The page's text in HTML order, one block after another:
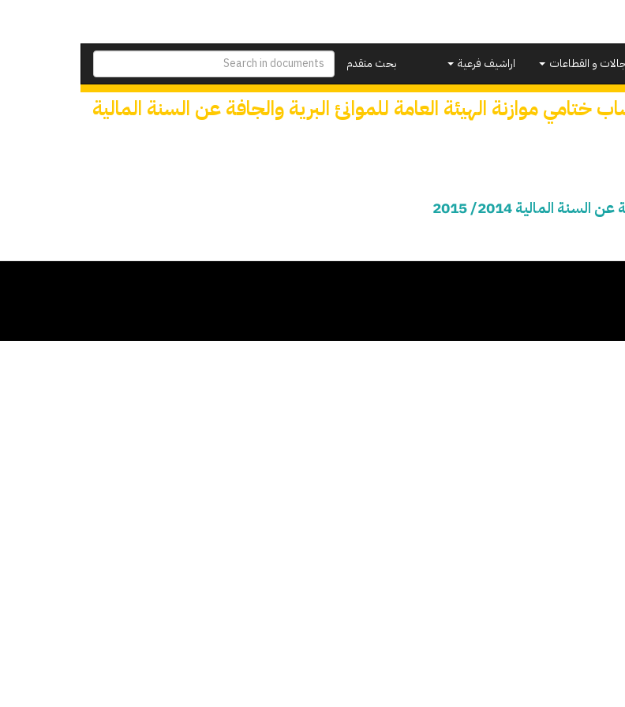
بحث متقدم و القطاعات اراشيف فرعية
موازنة الهيئة العامة للموانئ البرية والجافة عن السنة المالية
المالية 2014/ 2015